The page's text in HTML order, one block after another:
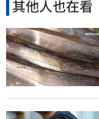
其他人也在看